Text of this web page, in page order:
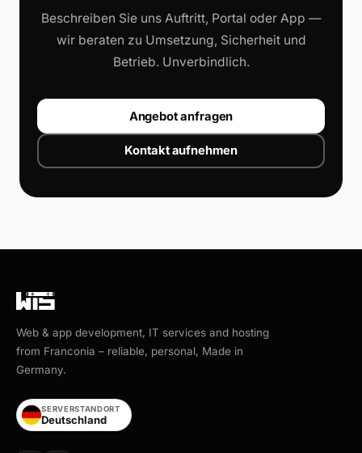
Beschreiben Sie uns Auftritt, Portal oder App —
wir beraten zu Umsetzung, Sicherheit und
Betrieb. Unverbindlich.
Angebot anfragen
Kontakt aufnehmen
Web & app development, IT services and hosting
from Franconia – reliable, personal, Made in
Germany.
SERVERSTANDORT
Deutschland